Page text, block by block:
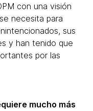
con una visión
necesita para
sus
y han tenido que
por las
mucho más